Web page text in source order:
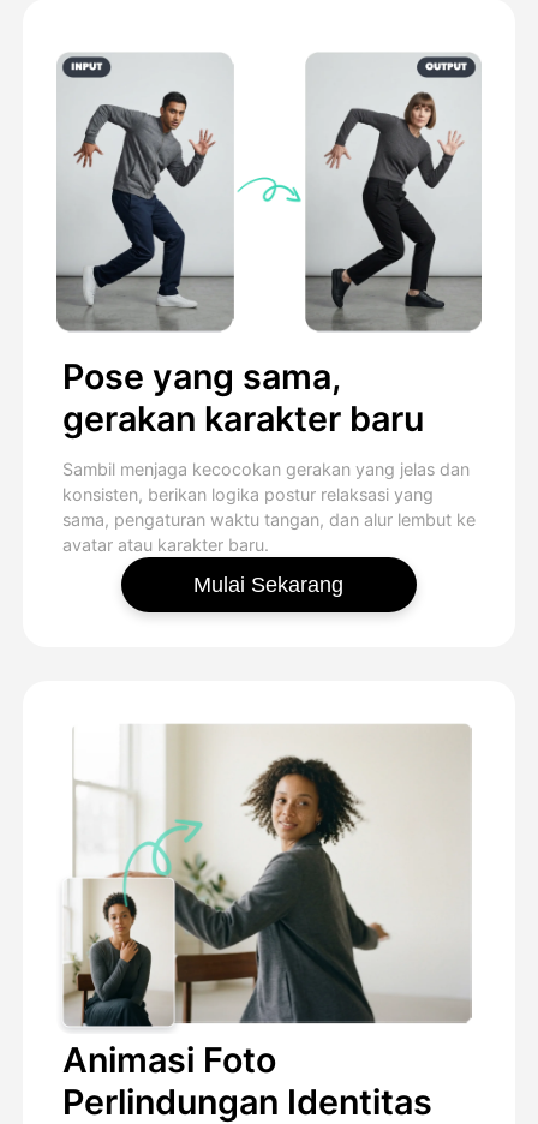
Pose yang sama,
gerakan karakter baru
Sambil menjaga kecocokan gerakan yang jelas dan
konsisten, berikan logika postur relaksasi yang
sama, pengaturan waktu tangan, dan alur lembut ke
avatar atau karakter baru.
Mulai Sekarang
Animasi Foto
Perlindungan Identitas